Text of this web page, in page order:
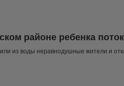
районе ребенка
из воды неравнодушные жители и